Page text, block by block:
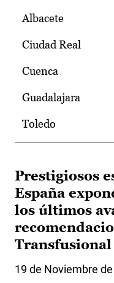
Albacete
Ciudad Real
Cuenca
Guadalajara
Toledo
Prestigiosos
España
los últimos
Transfusional
19 de Noviembre